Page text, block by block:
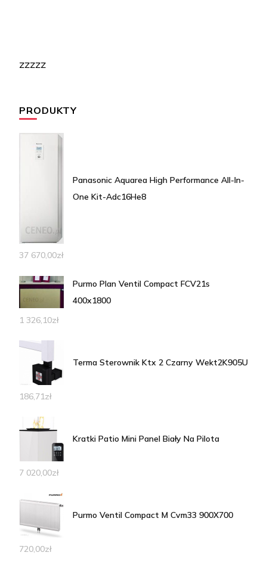
zzzzz
PRODUKTY
Panasonic Aquarea High Performance All-In-
One Kit-Adc16He8
37 670,00zł
Purmo Plan Ventil Compact FCV21s
400x1800
1 326,10zł
Terma Sterownik Ktx 2 Czarny Wekt2K905U
186,71zł
Kratki Patio Mini Panel Biały Na Pilota
7 020,00zł
Purmo Ventil Compact M Cvm33 900X700
720,00zł